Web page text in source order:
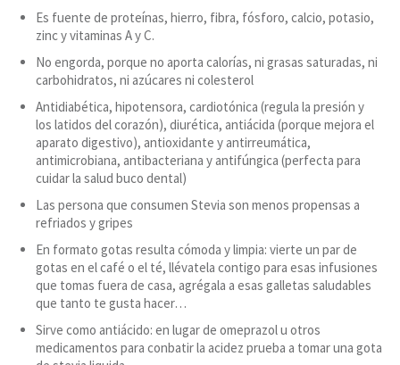
Es fuente de proteínas, hierro, fibra, fósforo, calcio, potasio,
zinc y vitaminas A y C.
No engorda, porque no aporta calorías, ni grasas saturadas, ni
carbohidratos, ni azúcares ni colesterol
Antidiabética, hipotensora, cardiotónica (regula la presión y
los latidos del corazón), diurética, antiácida (porque mejora el
aparato digestivo), antioxidante y antirreumática,
antimicrobiana, antibacteriana y antifúngica (perfecta para
cuidar la salud buco dental)
Las persona que consumen Stevia son menos propensas a
refriados y gripes
En formato gotas resulta cómoda y limpia: vierte un par de
gotas en el café o el té, llévatela contigo para esas infusiones
que tomas fuera de casa, agrégala a esas galletas saludables
que tanto te gusta hacer…
Sirve como antiácido: en lugar de omeprazol u otros
medicamentos para conbatir la acidez prueba a tomar una gota